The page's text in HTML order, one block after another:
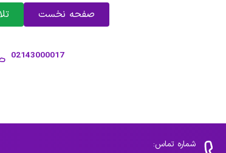
صفحه نخست
02143000017
شماره تماس: